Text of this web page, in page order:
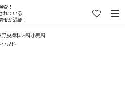
索！
れている
報が満載！
野皮膚科内科小児科
小児科